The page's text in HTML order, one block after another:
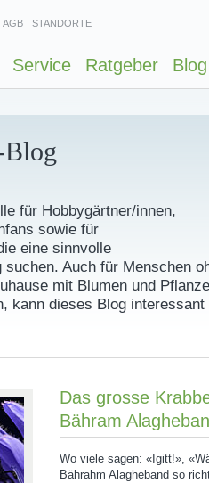
AGB STANDORTE
Service Ratgeber Blog
Blog
für Hobbygärtner/innen,
sowie für
eine sinnvolle
Auch für Menschen
mit Blumen und
kann dieses Blog interessant
Das grosse
Bähram
Wo viele sagen: «Igitt!»,
Bährahm Alagheband so